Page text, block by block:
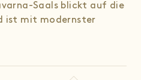
Saals blickt auf die
ist mit modernster